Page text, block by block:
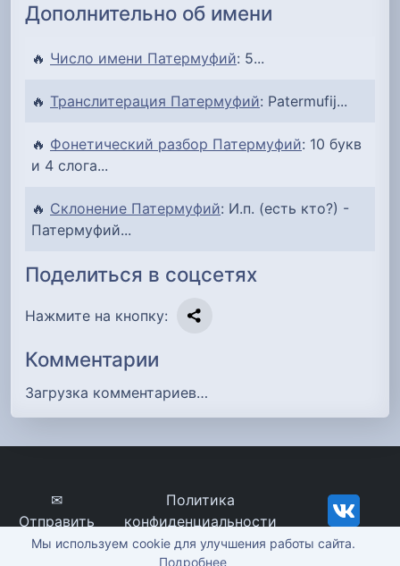
Дополнительно об имени
🔥 Число имени Патермуфий: 5...
🔥 Транслитерация Патермуфий: Patermufij...
🔥 Фонетический разбор Патермуфий: 10 букв
и 4 слога...
🔥 Склонение Патермуфий: И.п. (есть кто?) -
Патермуфий...
Поделиться в соцсетях
Нажмите на кнопку:
Комментарии
Загрузка комментариев…
✉
Отправить
сообщение
Политика
конфиденциальности
imena-znachenie.ru, ©
Мы используем cookie для улучшения работы сайта.
Подробнее